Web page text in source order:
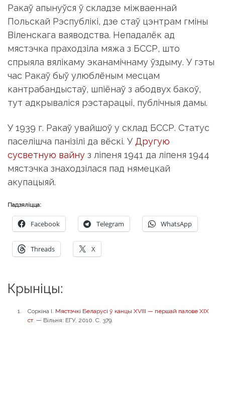
Ракаў апынуўся ў складзе міжваеннай
Польскай Рэспублікі, дзе стаў цэнтрам гміны
Віленскага ваяводства. Непадалёк ад
мястэчка праходзіла мяжа з БССР, што
спрыяла вялікаму эканамічнаму ўздыму. У гэты
час Ракаў быў улюблёным месцам
кантрабандыстаў, шпіёнаў з абодвух бакоў,
тут адкрываліся рэстарацыі, публічныя дамы.
У 1939 г. Ракаў увайшоў у склад БССР. Статус
паселішча панізілі да вёскі. У Другую
сусветную вайну з ліпеня 1941 да ліпеня 1944
мястэчка знаходзілася пад нямецкай
акупацыяй.
Падзяліцца:
Facebook Telegram WhatsApp
Threads X
Крыніцы:
Соркіна I. Мястэчкі Беларусі ў канцы ХVІІІ — першай палове ХІХ
ст. — Вільня: ЕГУ, 2010. С. 379.